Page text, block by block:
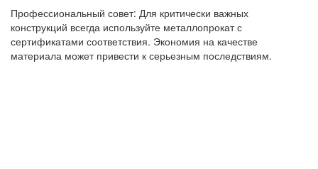
Профессиональный совет: Для критически важных
конструкций всегда используйте металлопрокат с
сертификатами соответствия. Экономия на качестве
материала может привести к серьезным последствиям.